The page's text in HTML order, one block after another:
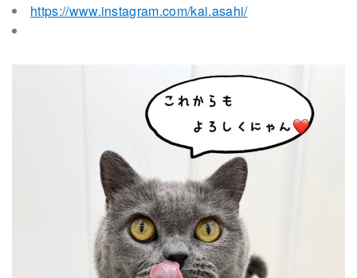
https://www.instagram.com/kai.asahi/